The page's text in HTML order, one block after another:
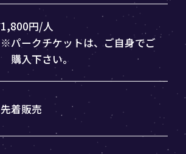
1,800円/人
※パークチケットは、ご自身でご
購入下さい。
先着販売